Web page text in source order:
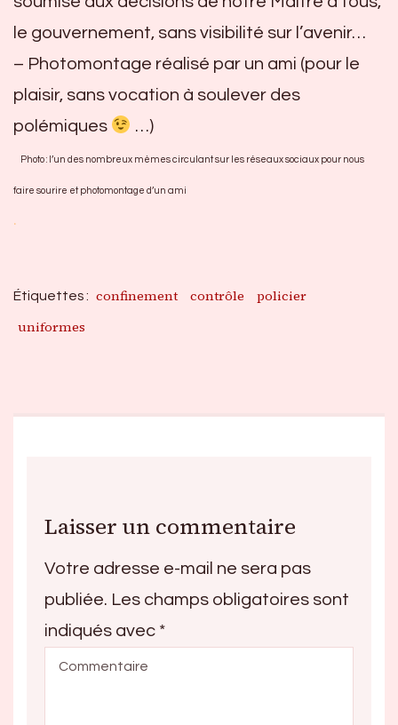
le gouvernement, sans visibilité sur l’avenir…
– Photomontage réalisé par un ami (pour le
plaisir, sans vocation à soulever des
polémiques
…)
Photo : l’un des nombreux mèmes circulant sur les réseaux sociaux pour nous
faire sourire et photomontage d’un ami
.
Étiquettes : confinement contrôle
policier
uniformes
Laisser un commentaire
Votre adresse e-mail ne sera pas
publiée. Les champs obligatoires sont
indiqués avec *